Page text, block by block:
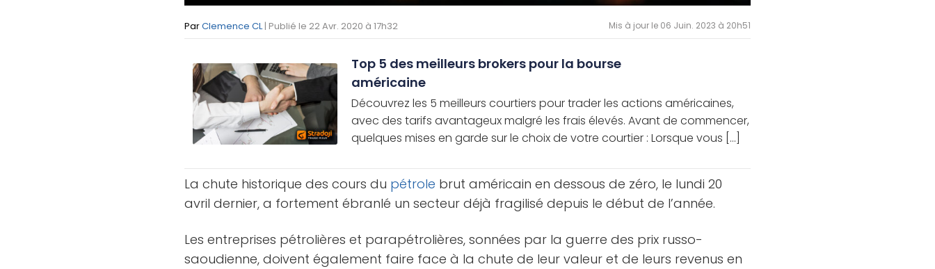
ParClemence CL| Publié le 22 Avr. 2020 à 17h32 Mis à jour le 06 Juin. 2023 à 20h51
Top 5 des meilleurs brokers pour la bourse
américaine
Découvrez les 5 meilleurs courtiers pour trader les actions américaines,
avec des tarifs avantageux malgré les frais élevés. Avant de commencer,
quelques mises en garde sur le choix de votre courtier : Lorsque vous [...]
La chute historique des cours du pétrole brut américain en dessous de zéro, le lundi 20
avril dernier, a fortement ébranlé un secteur déjà fragilisé depuis le début de l’année.
Les entreprises pétrolières et parapétrolières, sonnées par la guerre des prix russo-
saoudienne, doivent également faire face à la chute de leur valeur et de leurs revenus en